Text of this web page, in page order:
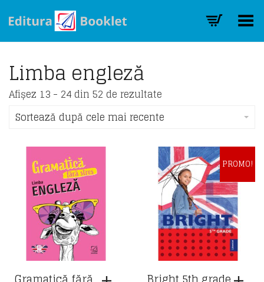
Toggle Menu
Limba engleză
Afișez 13 - 24 din 52 de rezultate
latest
Sortează după cele mai recente
PROMO!